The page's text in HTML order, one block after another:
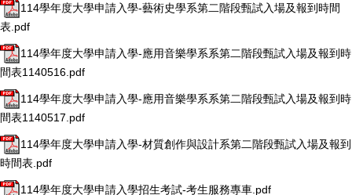
114學年度大學申請入學-藝術史學系第二階段甄試入場及報到時間
表.pdf
114學年度大學申請入學-應用音樂學系系第二階段甄試入場及報到時
間表1140516.pdf
114學年度大學申請入學-應用音樂學系系第二階段甄試入場及報到時
間表1140517.pdf
114學年度大學申請入學-材質創作與設計系第二階段甄試入場及報到
時間表.pdf
114學年度大學申請入學招生考試-考生服務專車.pdf